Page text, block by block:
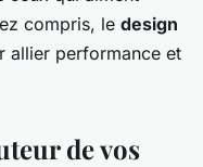
compris, le design
allier performance et
de vos